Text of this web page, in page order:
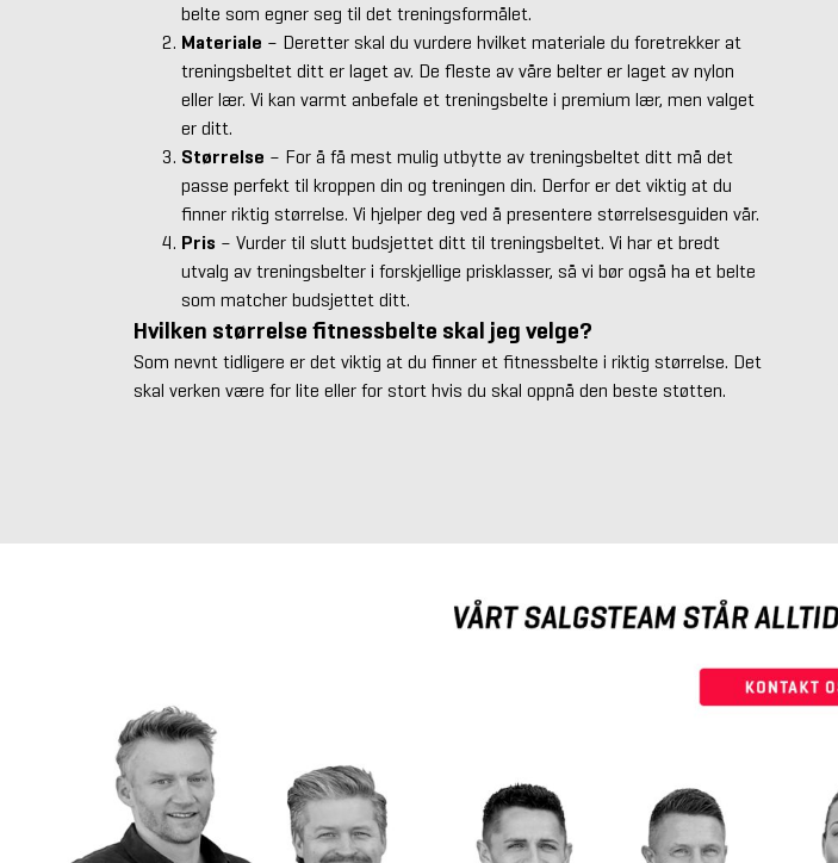
belte som egner seg til det treningsformålet.
Materiale – Deretter skal du vurdere hvilket materiale du foretrekker at
treningsbeltet ditt er laget av. De fleste av våre belter er laget av nylon
eller lær. Vi kan varmt anbefale et treningsbelte i premium lær, men valget
er ditt.
Størrelse – For å få mest mulig utbytte av treningsbeltet ditt må det
passe perfekt til kroppen din og treningen din. Derfor er det viktig at du
finner riktig størrelse. Vi hjelper deg ved å presentere størrelsesguiden vår.
Pris – Vurder til slutt budsjettet ditt til treningsbeltet. Vi har et bredt
utvalg av treningsbelter i forskjellige prisklasser, så vi bør også ha et belte
som matcher budsjettet ditt.
Hvilken størrelse fitnessbelte skal jeg velge?
Som nevnt tidligere er det viktig at du finner et fitnessbelte i riktig størrelse. Det
skal verken være for lite eller for stort hvis du skal oppnå den beste støtten.